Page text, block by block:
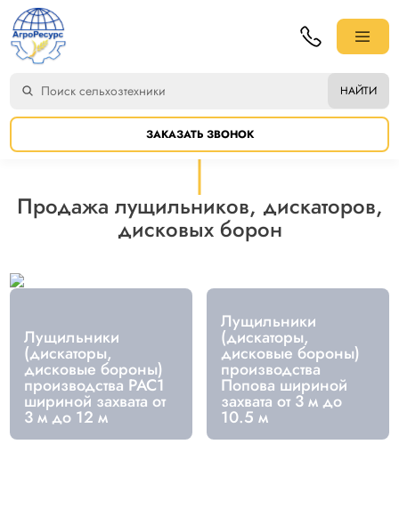
НАЙТИ
ЗАКАЗАТЬ ЗВОНОК
Продажа лущильников, дискаторов,
дисковых борон
Лущильники
(дискаторы,
дисковые бороны)
производства РАС1
шириной захвата от
3 м до 12 м
Лущильники
(дискаторы,
дисковые бороны)
производства
Попова шириной
захвата от 3 м до
10.5 м